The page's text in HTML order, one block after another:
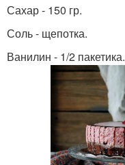
Сахар - 150 гр.
Соль - щепотка.
Ванилин - 1/2 пакетика.